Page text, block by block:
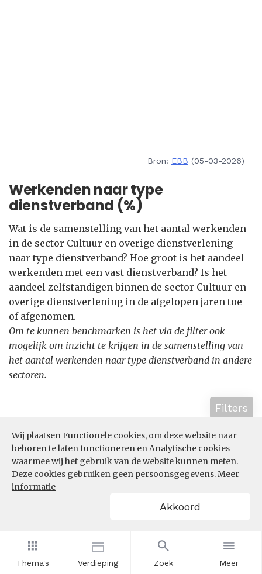
Thema's Verdieping Zoek Meer
Wij plaatsen Functionele cookies, om deze website naar
behoren te laten functioneren en Analytische cookies
waarmee wij het gebruik van de website kunnen meten.
Deze cookies gebruiken geen persoonsgegevens.Meer
informatie
Akkoord
Bron: EBB (05-03-2026)
Werkenden naar type
dienstverband (%)
Wat is de samenstelling van het aantal werkenden
in de sector Cultuur en overige dienstverlening
naar type dienstverband? Hoe groot is het aandeel
werkenden met een vast dienstverband? Is het
aandeel zelfstandigen binnen de sector Cultuur en
overige dienstverlening in de afgelopen jaren toe-
of afgenomen.
Om te kunnen benchmarken is het via de filter ook
mogelijk om inzicht te krijgen in de samenstelling van
het aantal werkenden naar type dienstverband in andere
sectoren.
Filters